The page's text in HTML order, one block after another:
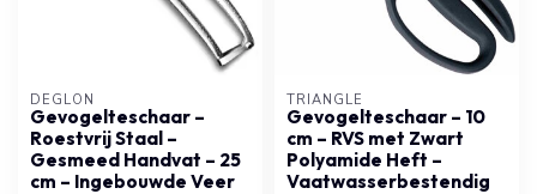
DÉGLON
Gevogelteschaar –
Roestvrij Staal –
Gesmeed Handvat – 25
cm – Ingebouwde Veer
TRIANGLE
Gevogelteschaar – 10
cm – RVS met Zwart
Polyamide Heft –
Vaatwasserbestendig